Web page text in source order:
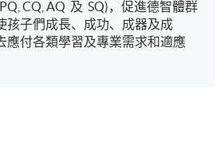
CQ, AQ 及 SQ)，促進德智體群
孩子們成長、成功、成器及成
應付各類學習及專業需求和適應